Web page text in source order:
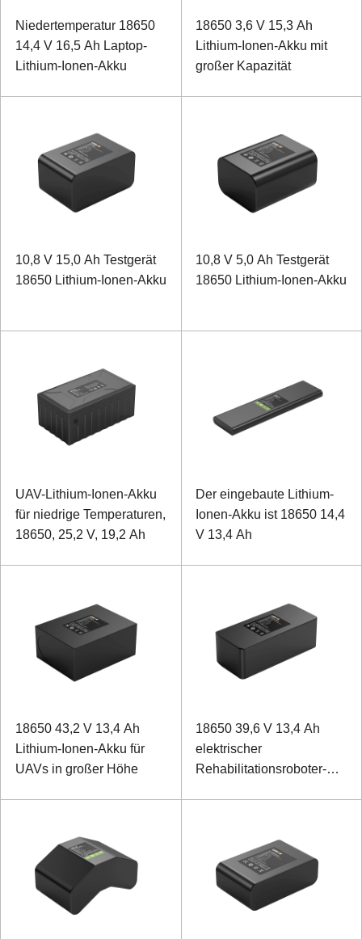
Niedertemperatur 18650
14,4 V 16,5 Ah Laptop-
Lithium-Ionen-Akku
18650 3,6 V 15,3 Ah
Lithium-Ionen-Akku mit
großer Kapazität
10,8 V 15,0 Ah Testgerät
18650 Lithium-Ionen-Akku
10,8 V 5,0 Ah Testgerät
18650 Lithium-Ionen-Akku
UAV-Lithium-Ionen-Akku
für niedrige Temperaturen,
18650, 25,2 V, 19,2 Ah
Der eingebaute Lithium-
Ionen-Akku ist 18650 14,4
V 13,4 Ah
18650 43,2 V 13,4 Ah
Lithium-Ionen-Akku für
UAVs in großer Höhe
18650 39,6 V 13,4 Ah
elektrischer
Rehabilitationsroboter-